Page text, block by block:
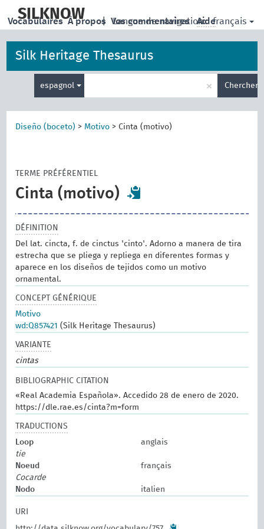
main
SILKNOW | Langue de navigation: français
Vocabulaires À propos Vos commentaires Aide
Silk Heritage Thesaurus
espagnol
de
recherche
× Chercher
Diseño (boceto) > Motivo > Cinta (motivo)
TERME PRÉFÉRENTIEL
Cinta (motivo)
DÉFINITION
Del lat. cincta, f. de cinctus 'cinto'. Adorno a manera de tira
estrecha que se pliega y repliega en diferentes formas y
aparece en los diseños de tejidos como un motivo
ornamental.
CONCEPT GÉNÉRIQUE
Motivo
wd:Q857421 (Silk Heritage Thesaurus)
VARIANTE
cintas
BIBLIOGRAPHIC CITATION
«Real Academia Española». Accedido 28 de enero de 2020.
https://dle.rae.es/cinta?m=form
TRADUCTIONS
Loop
anglais
tie
Noeud
français
Cocarde
Nodo
italien
URI